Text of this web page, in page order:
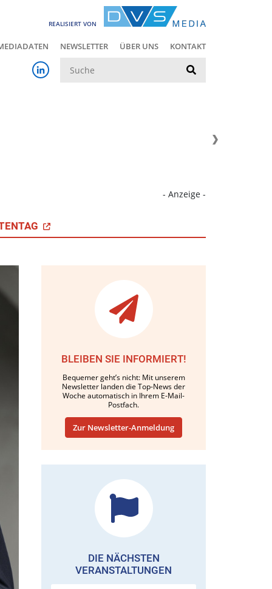
REALISIERT VON
NEWSLETTER ÜBER UNS KONTAKT
- Anzeige -
BLEIBEN SIE INFORMIERT!
Bequemer geht’s nicht: Mit unserem
Newsletter landen die Top-News der
Woche automatisch in Ihrem E-Mail-
Postfach.
Zur Newsletter-Anmeldung
DIE NÄCHSTEN
VERANSTALTUNGEN